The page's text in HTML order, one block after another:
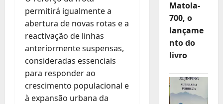
permitirá igualmente a
abertura de novas rotas e a
reactivação de linhas
anteriormente suspensas,
consideradas essenciais
para responder ao
crescimento populacional e
à expansão urbana da
Matola-
700, o
lançame
nto do
livro